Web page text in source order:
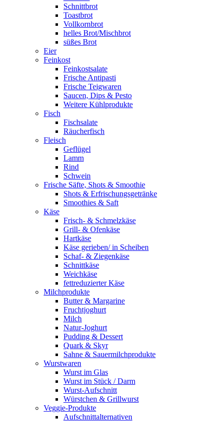
Schnittbrot
Toastbrot
Vollkornbrot
helles Brot/Mischbrot
süßes Brot
Eier
Feinkost
Feinkostsalate
Frische Antipasti
Frische Teigwaren
Saucen, Dips & Pesto
Weitere Kühlprodukte
Fisch
Fischsalate
Räucherfisch
Fleisch
Geflügel
Lamm
Rind
Schwein
Frische Säfte, Shots & Smoothie
Shots & Erfrischungsgetränke
Smoothies & Saft
Käse
Frisch- & Schmelzkäse
Grill- & Ofenkäse
Hartkäse
Käse gerieben/ in Scheiben
Schaf- & Ziegenkäse
Schnittkäse
Weichkäse
fettreduzierter Käse
Milchprodukte
Butter & Margarine
Fruchtjoghurt
Milch
Natur-Joghurt
Pudding & Dessert
Quark & Skyr
Sahne & Sauermilchprodukte
Wurstwaren
Wurst im Glas
Wurst im Stück / Darm
Wurst-Aufschnitt
Würstchen & Grillwurst
Veggie-Produkte
Aufschnittalternativen